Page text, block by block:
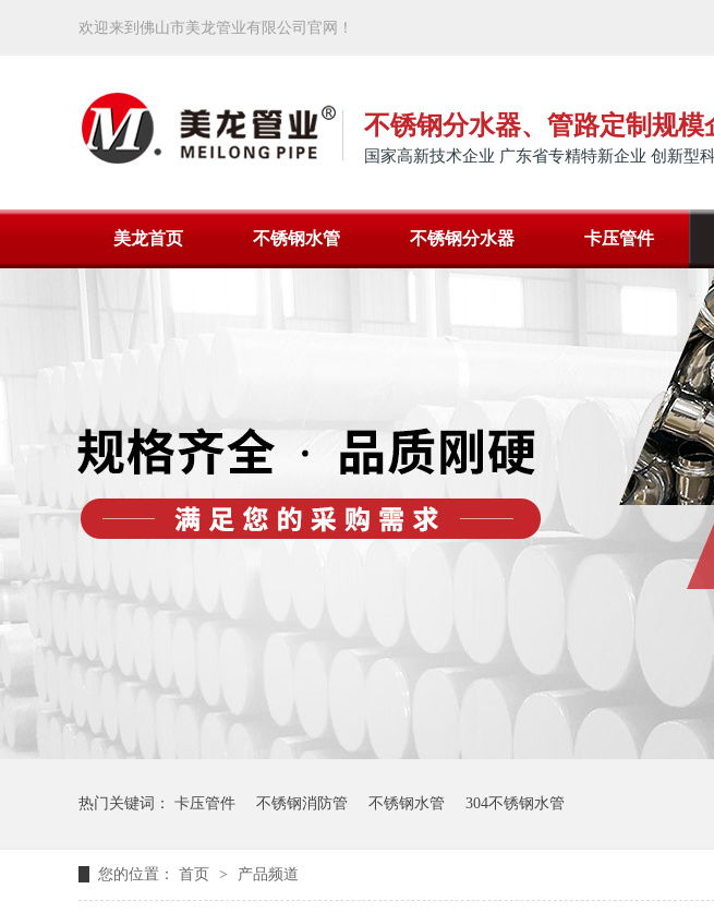
欢迎来到佛山市美龙管业有限公司官网！
不锈钢分水器、管路定制规模
国家高新技术企业 广东省专精特新企业 创新型
美龙首页 不锈钢水管 不锈钢分水器 卡压管件
热门关键词： 卡压管件 不锈钢消防管 不锈钢水管 304不锈钢水管
您的位置： 首页 > 产品频道